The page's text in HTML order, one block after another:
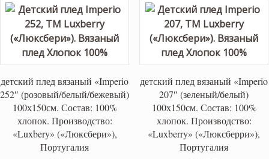
детский плед вязаный «Imperio
252″ (розовый/белый/бежевый)
100х150см. Состав: 100%
хлопок. Производство:
«Luxbery» («Люксбери»),
Португалия
детский плед вязаный «Imperio
207″ (зеленый/белый)
100х150см. Состав: 100%
хлопок. Производство:
«Luxberry» («Люксберри»),
Португалия